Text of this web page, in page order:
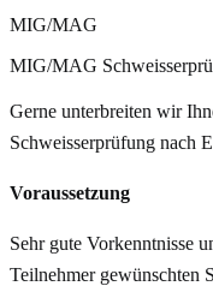
MIG/MAG
MIG/MAG
Gerne unterbreiten wir
Schweisserprüfung nach
Voraussetzung
Sehr gute Vorkenntnisse
Teilnehmer gewünschten